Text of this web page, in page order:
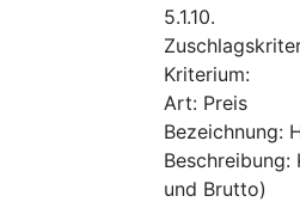
5.1.10.
Kriterium:
Art: Preis
Bezeichnung:
Beschreibung:
und Brutto)